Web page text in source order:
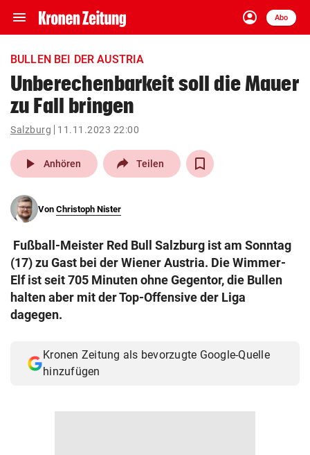
menu Navigation
ein-/ausklappen
account_circle
Anmelden
Abo
close Schließen
account_circle Anmelden
pin_drop
Wien arrow_right
search
eingeben
© Krone Multimedia GmbH & Co KG 2026
BULLEN BEI DER AUSTRIA
Unberechenbarkeit soll die Mauer
zu Fall bringen
Salzburg 11.11.2023 22:00
play_arrow Anhören Teilen
Von Christoph Nister
Fußball-Meister Red Bull Salzburg ist am Sonntag
(17) zu Gast bei der Wiener Austria. Die Wimmer-
Elf ist seit 705 Minuten ohne Gegentor, die Bullen
halten aber mit der Top-Offensive der Liga
dagegen.
Kronen Zeitung als bevorzugte Google-Quelle
hinzufügen